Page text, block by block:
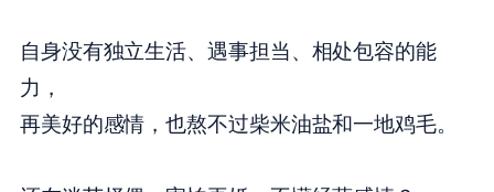
自身没有独立生活、遇事担当、相处包容的能
力，
再美好的感情，也熬不过柴米油盐和一地鸡毛。